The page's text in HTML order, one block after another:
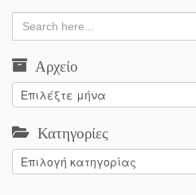
Search
for:
Αρχείο
Αρχείο
Κατηγορίες
Κατηγορίες